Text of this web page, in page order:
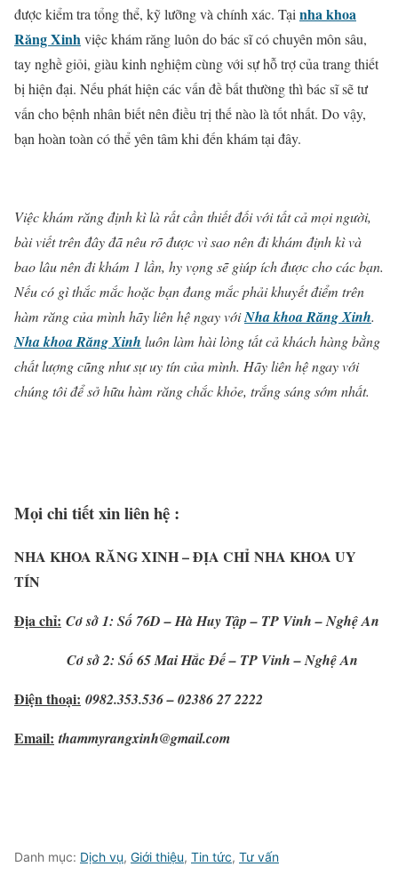
được kiểm tra tổng thể, kỹ lưỡng và chính xác. Tạinha khoa
Răng Xinhviệc khám răng luôn do bác sĩ có chuyên môn sâu,
tay nghề giỏi, giàu kinh nghiệm cùng với sự hỗ trợ của trang thiết
bị hiện đại. Nếu phát hiện các vấn đề bất thường thì bác sĩ sẽ tư
vấn cho bệnh nhân biết nên điều trị thế nào là tốt nhất. Do vậy,
bạn hoàn toàn có thể yên tâm khi đến khám tại đây.
Việc khám răng định kì là rất cần thiết đối với tất cả mọi người,
bài viết trên đây đã nêu rõ được vì sao nên đi khám định kì và
bao lâu nên đi khám 1 lần, hy vọng sẽ giúp ích được cho các bạn.
Nếu có gì thắc mắc hoặc bạn đang mắc phải khuyết điểm trên
hàm răng của mình hãy liên hệ ngay vớiNha khoa Răng Xinh.
Nha khoa Răng Xinh luôn làm hài lòng tất cả khách hàng bằng
chất lượng cũng như sự uy tín của mình. Hãy liên hệ ngay với
chúng tôi để sở hữu hàm răng chắc khỏe, trắng sáng sớm nhất.
Mọi chi tiết xin liên hệ :
NHA KHOA RĂNG XINH – ĐỊA CHỈ NHA KHOA UY
TÍN
Địa chỉ: Cơ sở 1: Số 76D – Hà Huy Tập – TP Vinh – Nghệ An
Cơ sở 2: Số 65 Mai Hắc Đế – TP Vinh – Nghệ An
Điện thoại: 0982.353.536 – 02386 27 2222
Email: thammyrangxinh@gmail.com
Danh mục: Dịch vụ, Giới thiệu, Tin tức, Tư vấn